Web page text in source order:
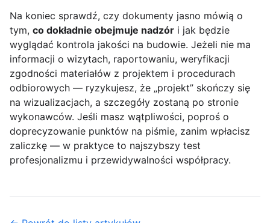
Na koniec sprawdź, czy dokumenty jasno mówią o
tym, co dokładnie obejmuje nadzór i jak będzie
wyglądać kontrola jakości na budowie. Jeżeli nie ma
informacji o wizytach, raportowaniu, weryfikacji
zgodności materiałów z projektem i procedurach
odbiorowych — ryzykujesz, że „projekt” skończy się
na wizualizacjach, a szczegóły zostaną po stronie
wykonawców. Jeśli masz wątpliwości, poproś o
doprecyzowanie punktów na piśmie, zanim wpłacisz
zaliczkę — w praktyce to najszybszy test
profesjonalizmu i przewidywalności współpracy.